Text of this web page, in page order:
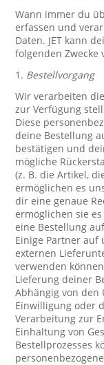
Wann immer du
erfassen und
Daten. JET kann
folgenden Zwecke
1. Bestellvorgang
Wir verarbeiten
zur Verfügung
Diese
deine Bestellung
bestätigen und
mögliche
(z. B. die Artikel,
ermöglichen es
dir eine genaue
ermöglichen sie
eine Bestellung
Einige Partner auf
externen
verwenden
Lieferung deiner
Abhängig von
Einwilligung oder
Verarbeitung zur
Einhaltung von
Bestellprozesses